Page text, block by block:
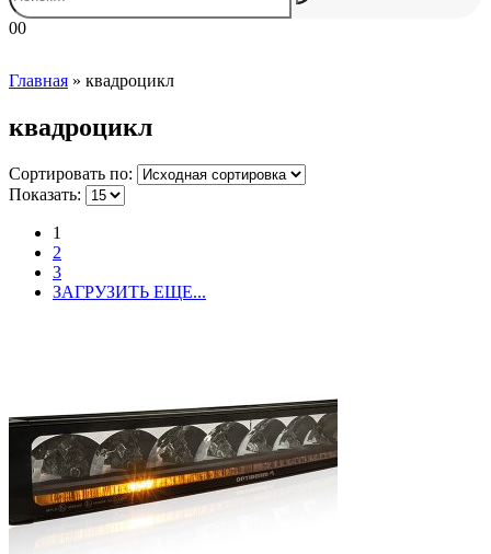
00
Главная » квадроцикл
квадроцикл
Сортировать по:
Показать:
1
2
3
ЗАГРУЗИТЬ ЕЩЕ...